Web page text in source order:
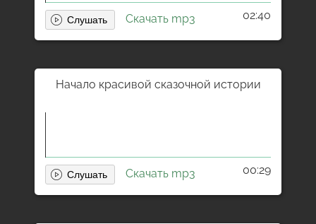
Скачать mp3 02:40
Начало красивой сказочной истории
Скачать mp3 00:29